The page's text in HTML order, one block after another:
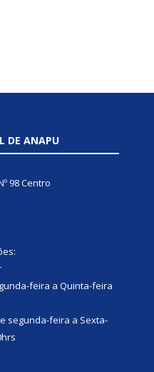
DE ANAPU
98 Centro
feira a Quinta-feira
segunda-feira a Sexta-